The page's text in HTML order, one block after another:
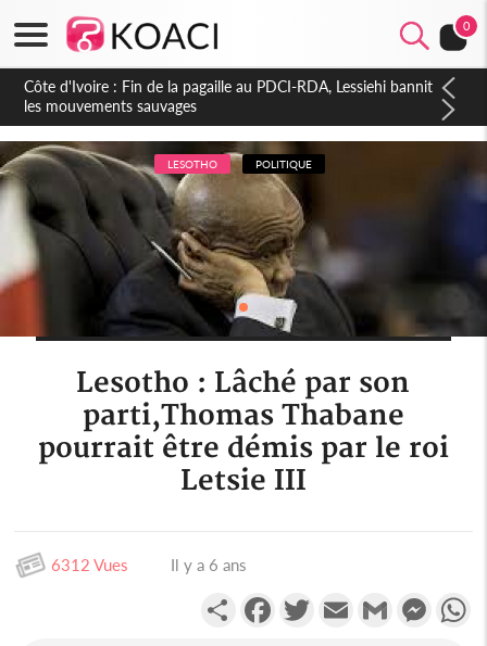
0
Côte d'Ivoire : Ouattara promet des sanctions contre les
déguerpissements illégaux
LESOTHO POLITIQUE
Lesotho : Lâché par son
parti,Thomas Thabane
pourrait être démis par le roi
Letsie III
6312 Vues Il y a 6 ans
PartagerFacebookTwitterEmail Gmail